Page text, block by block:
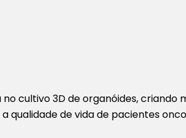
cultivo 3D de organóides,
qualidade de vida de pacientes